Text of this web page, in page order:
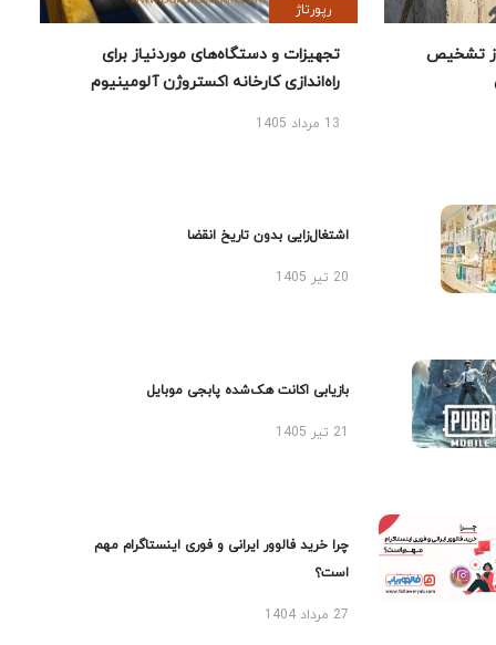
تشخیص
رپورتاژ
تجهیزات و دستگاه‌های موردنیاز برای
راه‌اندازی کارخانه اکستروژن آلومینیوم
13 مرداد 1405
اشتغال‌زایی بدون تاریخ انقضا
20 تیر 1405
بازیابی اکانت هک‌شده پابجی موبایل
چرا خرید فالوور ایرانی و فوری اینستاگرام مهم
است؟
27 مرداد 1404